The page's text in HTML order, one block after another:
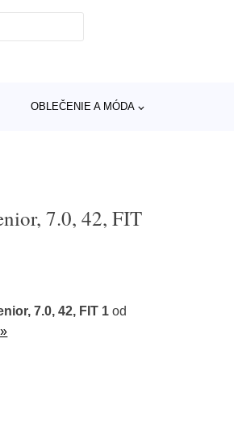
OBLEČENIE A MÓDA
7.0, 42, FIT
7.0, 42, FIT 1 od